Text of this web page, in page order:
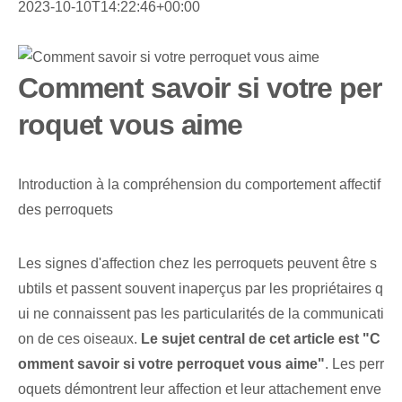
2023-10-10T14:22:46+00:00
Comment savoir si votre per
roquet vous aime
Introduction à la compréhension du comportement affectif
des perroquets
Les signes d'affection chez les perroquets peuvent être s
ubtils et passent souvent inaperçus par les propriétaires q
ui ne connaissent pas les particularités de la communicati
on de ces oiseaux. Le sujet central de cet article est "C
omment savoir si votre perroquet vous aime". Les perr
oquets démontrent leur affection et leur attachement enve